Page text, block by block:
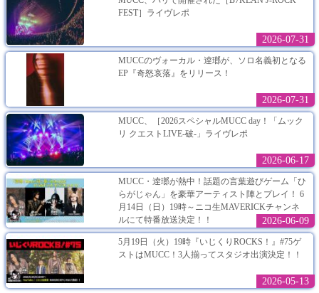
FEST］ライヴレポ
2026-07-31
MUCCのヴォーカル・逹瑯が、ソロ名義初となる
EP『奇怒哀落』をリリース！
2026-07-31
MUCC、［2026スペシャルMUCC day！「ムック
リ クエストLIVE-破-」ライヴレポ
2026-06-17
MUCC・逹瑯が熱中！話題の言葉遊びゲーム「ひ
らがじゃん」を豪華アーティスト陣とプレイ！ 6
月14日（日）19時～ニコ生MAVERICKチャンネ
ルにて特番放送決定！！
2026-06-09
5月19日（火）19時『いじくりROCKS！』#75ゲ
ストはMUCC！3人揃ってスタジオ出演決定！！
2026-05-13